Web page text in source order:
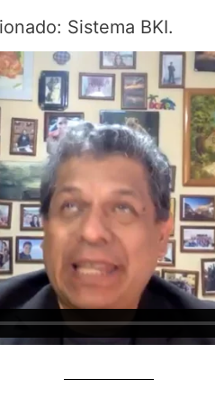
Sistema BKI.